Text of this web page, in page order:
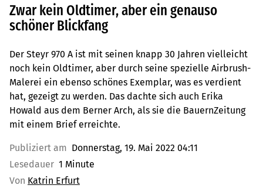
Zwar kein Oldtimer, aber ein genauso
schöner Blickfang
Der Steyr 970 A ist mit seinen knapp 30 Jahren vielleicht
noch kein Oldtimer, aber durch seine spezielle Airbrush-
Malerei ein ebenso schönes Exemplar, was es verdient
hat, gezeigt zu werden. Das dachte sich auch Erika
Howald aus dem Berner Arch, als sie die BauernZeitung
mit einem Brief erreichte.
Publiziert am Donnerstag, 19. Mai 2022 04:11
Lesedauer 1 Minute
Von Katrin Erfurt